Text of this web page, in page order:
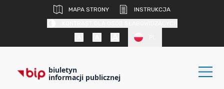
MAPA STRONY
INSTRUKCJA
biuletyn
informacji publicznej